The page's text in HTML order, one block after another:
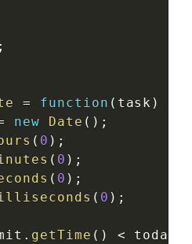
;
= function ( task )
new Date ( ) ;
( 0 ) ;
( 0 ) ;
( 0 ) ;
( 0 ) ;
. getTime ( ) < today